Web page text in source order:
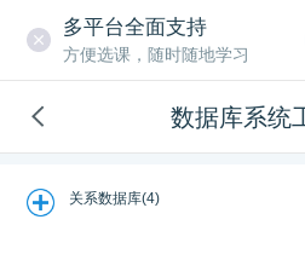
多平台全面支持
方便选课，随时随地学习
数据库系统
关系数据库(4)